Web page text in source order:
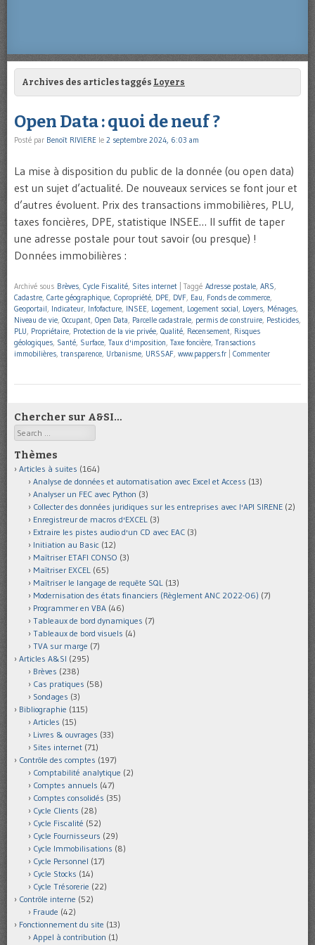
Archives des articles taggés Loyers
Open Data : quoi de neuf ?
Posté par Benoît RIVIERE le 2 septembre 2024, 6:03 am
La mise à disposition du public de la donnée (ou open data)
est un sujet d’actualité. De nouveaux services se font jour et
d’autres évoluent. Prix des transactions immobilières, PLU,
taxes foncières, DPE, statistique INSEE… Il suffit de taper
une adresse postale pour tout savoir (ou presque) !
Données immobilières :
Archivé sous Brèves, Cycle Fiscalité, Sites internet Taggé Adresse postale, ARS,
Cadastre, Carte géographique, Copropriété, DPE, DVF, Eau, Fonds de commerce,
Geoportail, Indicateur, Infofacture, INSEE, Logement, Logement social, Loyers, Ménages,
Niveau de vie, Occupant, Open Data, Parcelle cadastrale, permis de construire, Pesticides,
PLU, Propriétaire, Protection de la vie privée, Qualité, Recensement, Risques
géologiques, Santé, Surface, Taux d'imposition, Taxe foncière, Transactions
immobilières, transparence, Urbanisme, URSSAF, www.pappers.fr Commenter
Chercher sur A&SI…
Search
Thèmes
Articles à suites (164)
Analyse de données et automatisation avec Excel et Access (13)
Analyser un FEC avec Python (3)
Collecter des données juridiques sur les entreprises avec l'API SIRENE (2)
Enregistreur de macros d'EXCEL (3)
Extraire les pistes audio d'un CD avec EAC (3)
Initiation au Basic (12)
Maîtriser ETAFI CONSO (3)
Maîtriser EXCEL (65)
Maîtriser le langage de requête SQL (13)
Modernisation des états financiers (Règlement ANC 2022-06) (7)
Programmer en VBA (46)
Tableaux de bord dynamiques (7)
Tableaux de bord visuels (4)
TVA sur marge (7)
Articles A&SI (295)
Brèves (238)
Cas pratiques (58)
Sondages (3)
Bibliographie (115)
Articles (15)
Livres & ouvrages (33)
Sites internet (71)
Contrôle des comptes (197)
Comptabilité analytique (2)
Comptes annuels (47)
Comptes consolidés (35)
Cycle Clients (28)
Cycle Fiscalité (52)
Cycle Fournisseurs (29)
Cycle Immobilisations (8)
Cycle Personnel (17)
Cycle Stocks (14)
Cycle Trésorerie (22)
Contrôle interne (52)
Fraude (42)
Fonctionnement du site (13)
Appel à contribution (1)